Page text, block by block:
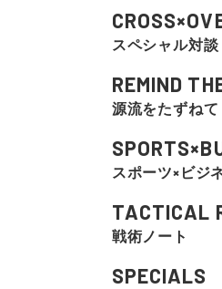
スペシャル対談
REMIND
源流をたずねて
スポーツ×ビジ
TACTICAL
戦術ノート
SPECIALS